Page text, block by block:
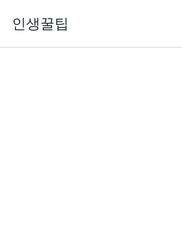
인생꿀팁